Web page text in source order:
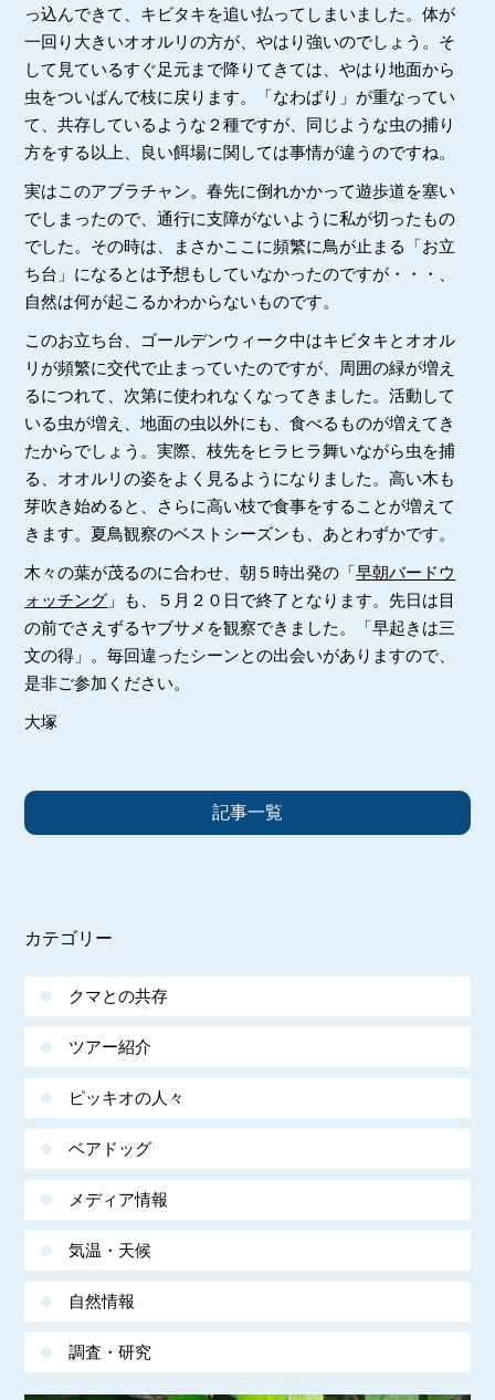
っ込んできて、キビタキを追い払ってしまいました。体が
一回り大きいオオルリの方が、やはり強いのでしょう。そ
して見ているすぐ足元まで降りてきては、やはり地面から
虫をついばんで枝に戻ります。「なわばり」が重なってい
て、共存しているような２種ですが、同じような虫の捕り
方をする以上、良い餌場に関しては事情が違うのですね。
実はこのアブラチャン。春先に倒れかかって遊歩道を塞い
でしまったので、通行に支障がないように私が切ったもの
でした。その時は、まさかここに頻繁に鳥が止まる「お立
ち台」になるとは予想もしていなかったのですが・・・、
自然は何が起こるかわからないものです。
このお立ち台、ゴールデンウィーク中はキビタキとオオル
リが頻繁に交代で止まっていたのですが、周囲の緑が増え
るにつれて、次第に使われなくなってきました。活動して
いる虫が増え、地面の虫以外にも、食べるものが増えてき
たからでしょう。実際、枝先をヒラヒラ舞いながら虫を捕
る、オオルリの姿をよく見るようになりました。高い木も
芽吹き始めると、さらに高い枝で食事をすることが増えて
きます。夏鳥観察のベストシーズンも、あとわずかです。
木々の葉が茂るのに合わせ、朝５時出発の「早朝バードウ
ォッチング 」も、５月２０日で終了となります。先日は目
の前でさえずるヤブサメを観察できました。「早起きは三
文の得」。毎回違ったシーンとの出会いがありますので、
是非ご参加ください。
大塚
記事一覧
カテゴリー
クマとの共存
ツアー紹介
ピッキオの人々
ベアドッグ
メディア情報
気温・天候
自然情報
調査・研究